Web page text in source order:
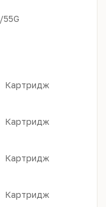
Картридж
Картридж
Картридж
Картридж